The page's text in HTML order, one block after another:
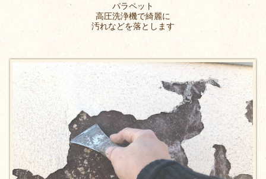
パラペット
高圧洗浄機で綺麗に
汚れなどを落とします